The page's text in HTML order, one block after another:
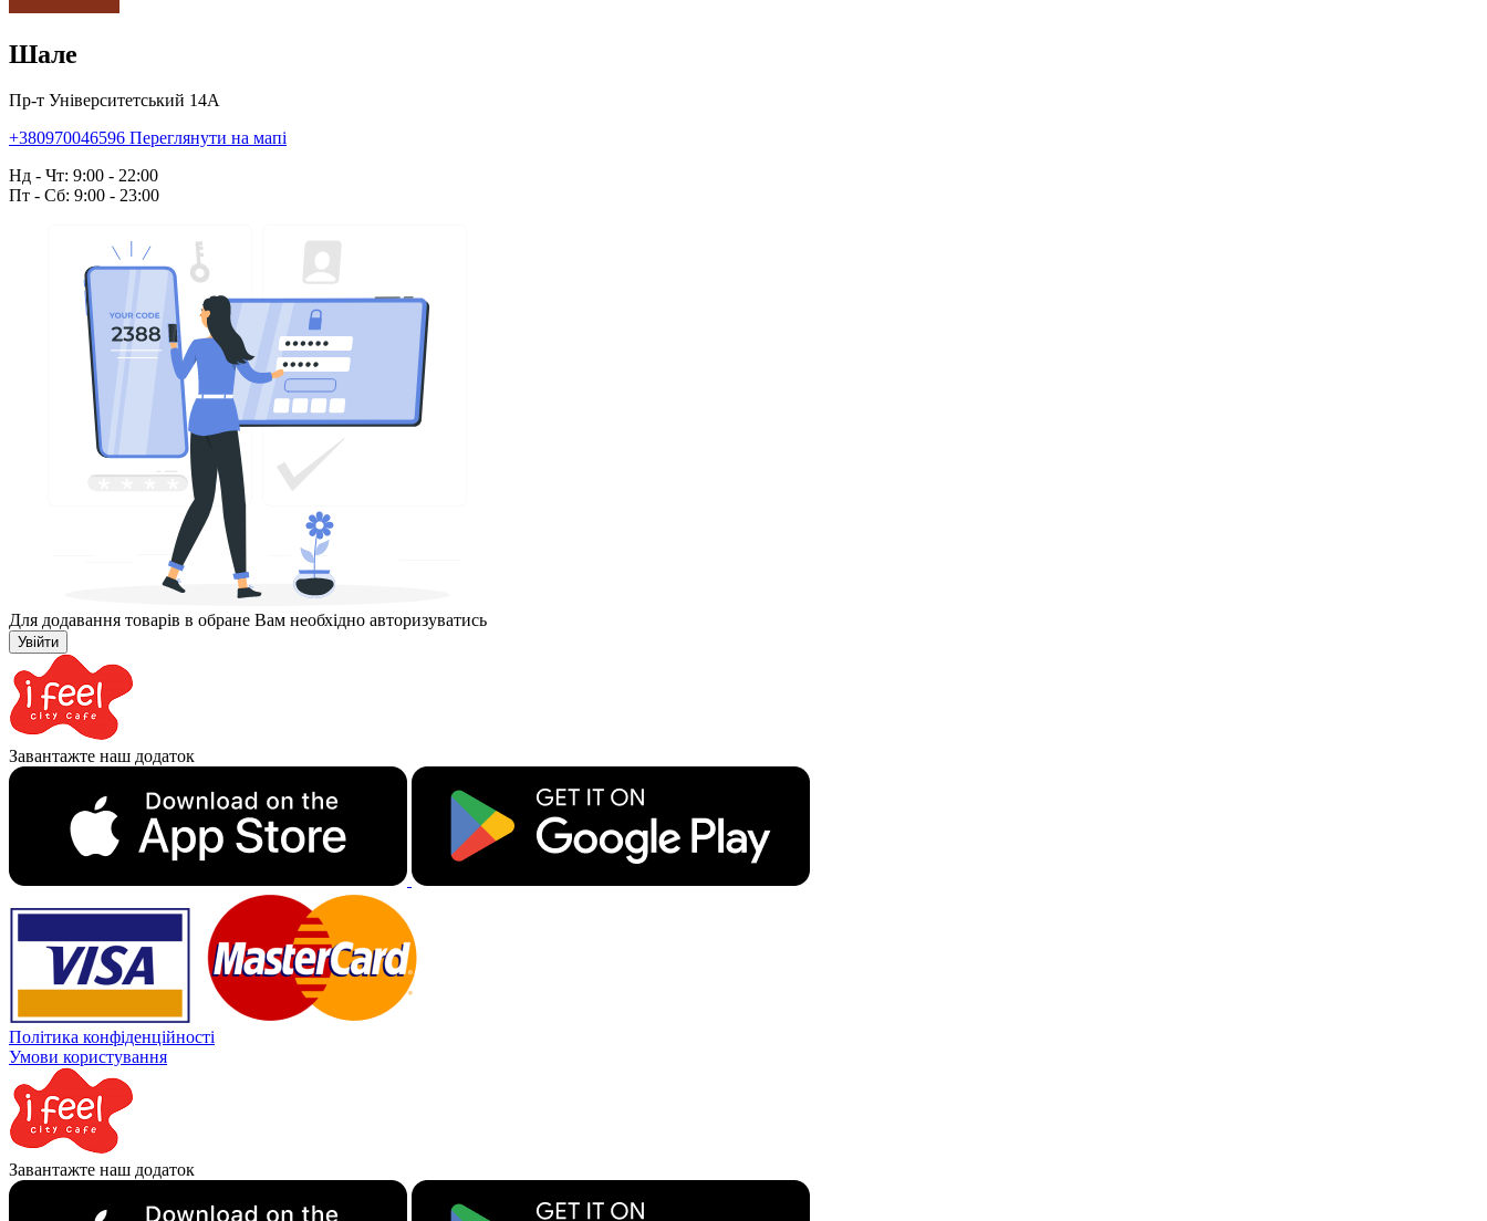
Шале
Пр-т Університетський 14А
+380970046596 Переглянути на мапі
Нд - Чт: 9:00 - 22:00
Пт - Сб: 9:00 - 23:00
Для додавання товарів в обране Вам необхідно авторизуватись
Увійти
Завантажте наш додаток
Політика конфіденційності
Умови користування
Завантажте наш додаток